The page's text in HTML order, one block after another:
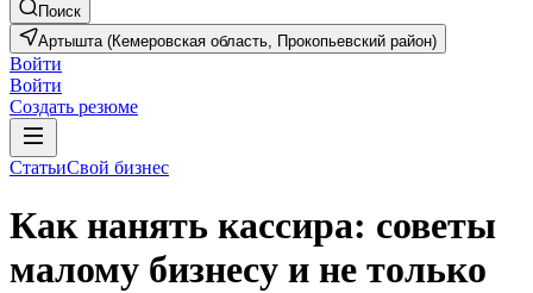
Поиск
Артышта (Кемеровская область, Прокопьевский район)
Войти
Войти
Создать резюме
СтатьиСвой бизнес
Как нанять кассира: советы
малому бизнесу и не только